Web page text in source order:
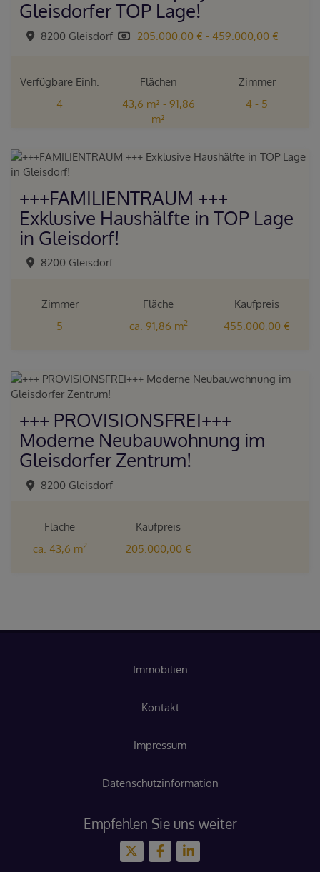
Gleisdorfer TOP Lage!
8200 Gleisdorf 205.000,00 € - 459.000,00 €
Verfügbare Einh.
4
Flächen
43,6 m² - 91,86
m²
Zimmer
4 - 5
+++FAMILIENTRAUM +++
Exklusive Haushälfte in TOP Lage
in Gleisdorf!
8200 Gleisdorf
Zimmer
5
Fläche
ca. 91,86 m2
Kaufpreis
455.000,00 €
+++ PROVISIONSFREI+++
Moderne Neubauwohnung im
Gleisdorfer Zentrum!
8200 Gleisdorf
Fläche
ca. 43,6 m2
Kaufpreis
205.000,00 €
Immobilien
Kontakt
Impressum
Datenschutzinformation
Empfehlen Sie uns weiter